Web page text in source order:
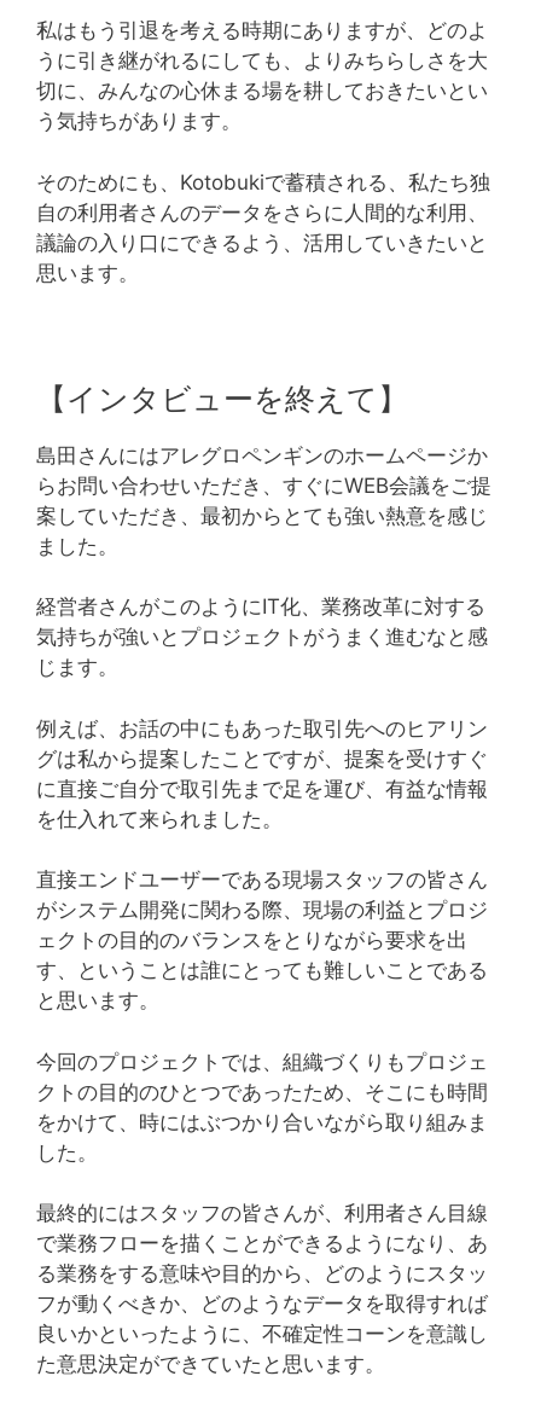
私はもう引退を考える時期にありますが、どのよ
うに引き継がれるにしても、よりみちらしさを大
切に、みんなの心休まる場を耕しておきたいとい
う気持ちがあります。
そのためにも、Kotobukiで蓄積される、私たち独
自の利用者さんのデータをさらに人間的な利用、
議論の入り口にできるよう、活用していきたいと
思います。
【インタビューを終えて】
島田さんにはアレグロペンギンのホームページか
らお問い合わせいただき、すぐにWEB会議をご提
案していただき、最初からとても強い熱意を感じ
ました。
経営者さんがこのようにIT化、業務改革に対する
気持ちが強いとプロジェクトがうまく進むなと感
じます。
例えば、お話の中にもあった取引先へのヒアリン
グは私から提案したことですが、提案を受けすぐ
に直接ご自分で取引先まで足を運び、有益な情報
を仕入れて来られました。
直接エンドユーザーである現場スタッフの皆さん
がシステム開発に関わる際、現場の利益とプロジ
ェクトの目的のバランスをとりながら要求を出
す、ということは誰にとっても難しいことである
と思います。
今回のプロジェクトでは、組織づくりもプロジェ
クトの目的のひとつであったため、そこにも時間
をかけて、時にはぶつかり合いながら取り組みま
した。
最終的にはスタッフの皆さんが、利用者さん目線
で業務フローを描くことができるようになり、あ
る業務をする意味や目的から、どのようにスタッ
フが動くべきか、どのようなデータを取得すれば
良いかといったように、不確定性コーンを意識し
た意思決定ができていたと思います。